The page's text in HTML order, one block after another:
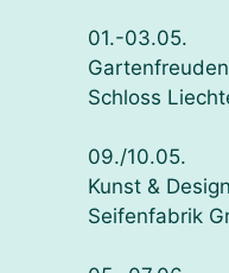
01.-03.05.
Gartenfreuden
Schloss
09./10.05.
Kunst &
Seifenfabrik